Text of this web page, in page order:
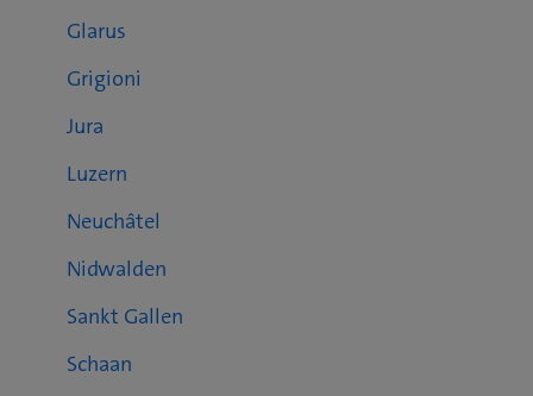
Glarus
Grigioni
Jura
Luzern
Neuchâtel
Nidwalden
Sankt Gallen
Schaan